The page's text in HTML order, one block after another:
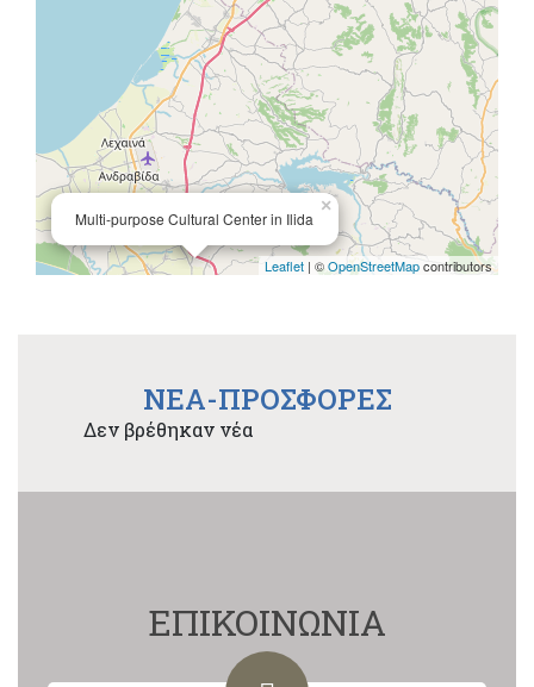
Multi-purpose Cultural Center in Ilida
×
Leaflet | ©OpenStreetMapcontributors
NEA-ΠΡΟΣΦΟΡΕΣ
Δεν βρέθηκαν νέα
ΕΠΙΚΟΙΝΩΝΙΑ